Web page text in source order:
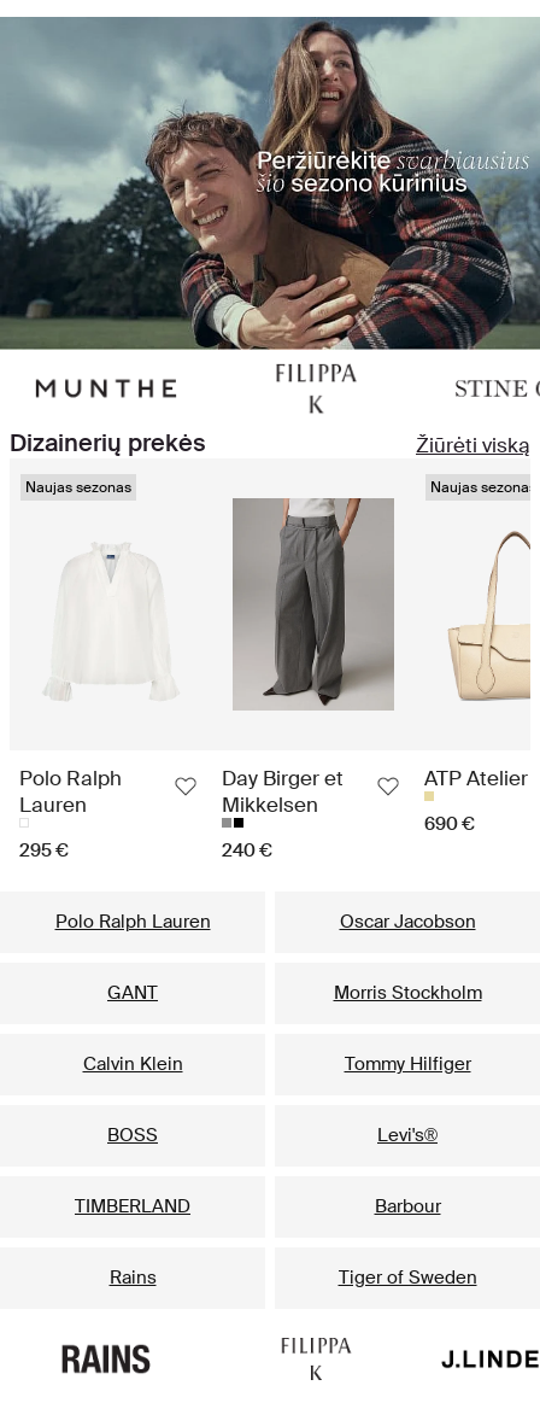
Dizainerių prekės Žiūrėti viską
Naujas sezonas
Polo Ralph
Lauren
295 €
Day Birger et
Mikkelsen
240 €
Naujas sezonas
ATP Atelier
690 €
Polo Ralph Lauren Oscar Jacobson
GANT Morris Stockholm
Calvin Klein Tommy Hilfiger
BOSS Levi's®
TIMBERLAND Barbour
Rains Tiger of Sweden